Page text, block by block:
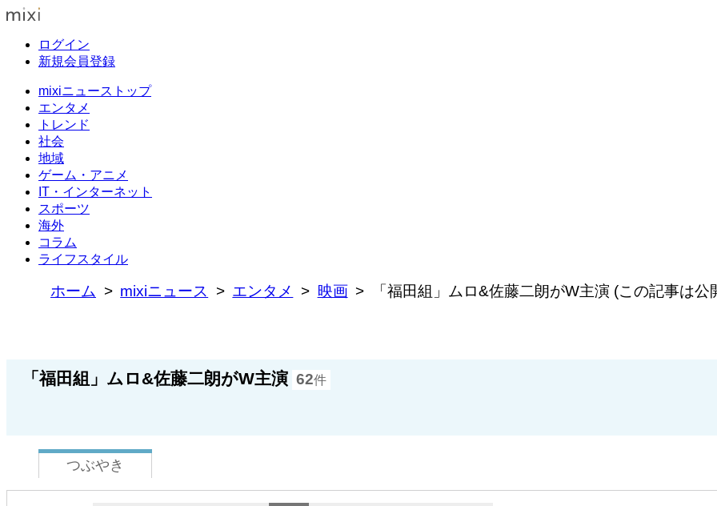
ログイン
新規会員登録
mixiニューストップ
エンタメ
トレンド
社会
地域
ゲーム・アニメ
IT・インターネット
スポーツ
海外
コラム
ライフスタイル
ホーム mixiニュース エンタメ 映画 「福田組」ムロ&佐藤二朗がW主演 (この記事は公
「福田組」ムロ&佐藤二朗がW主演 62件
つぶやき